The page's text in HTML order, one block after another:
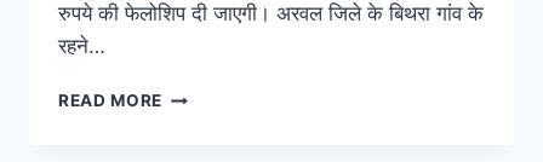
रुपये की फेलोशिप दी जाएगी। अरवल जिले के बिथरा गांव के
रहने…
READ MORE बिहार